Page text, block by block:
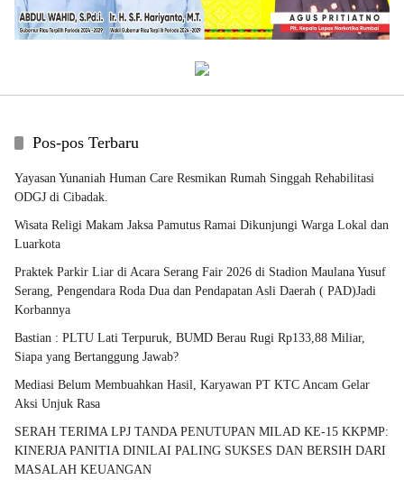
Pos-pos Terbaru
Yayasan Yunaniah Human Care Resmikan Rumah Singgah Rehabilitasi
ODGJ di Cibadak.
Wisata Religi Makam Jaksa Pamutus Ramai Dikunjungi Warga Lokal dan
Luarkota
Praktek Parkir Liar di Acara Serang Fair 2026 di Stadion Maulana Yusuf
Serang, Pengendara Roda Dua dan Pendapatan Asli Daerah ( PAD)Jadi
Korbannya
Bastian : PLTU Lati Terpuruk, BUMD Berau Rugi Rp133,88 Miliar,
Siapa yang Bertanggung Jawab?
Mediasi Belum Membuahkan Hasil, Karyawan PT KTC Ancam Gelar
Aksi Unjuk Rasa
SERAH TERIMA LPJ TANDA PENUTUPAN MILAD KE-15 KKPMP:
KINERJA PANITIA DINILAI PALING SUKSES DAN BERSIH DARI
MASALAH KEUANGAN